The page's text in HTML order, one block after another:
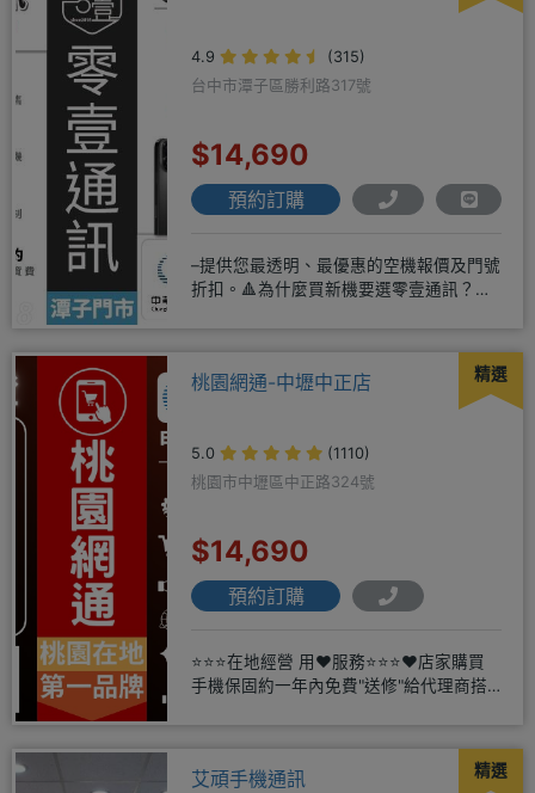
4.9
(315)
台中市潭子區勝利路317號
$14,690
預約訂購
–提供您最透明、最優惠的空機報價及門號
折扣。🔺為什麼買新機要選零壹通訊？
精選
桃園網通-中壢中正店
5.0
(1110)
桃園市中壢區中正路324號
$14,690
預約訂購
⭐⭐⭐在地經營 用❤️服務⭐⭐⭐❤️店家購買
手機保固約一年內免費"送修"給代理商搭
精選
艾頑手機通訊